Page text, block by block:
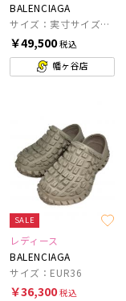
BALENCIAGA
サイズ：実寸サイズを参照ください
￥49,500税込
幡ヶ谷店
SALE
レディース
BALENCIAGA
サイズ：EUR36
￥36,300税込